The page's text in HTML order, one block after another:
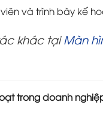
và trình bày kế
khác tại Màn
trong doanh